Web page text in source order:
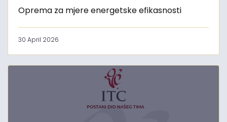
Oprema za mjere energetske efikasnosti
30 April 2026